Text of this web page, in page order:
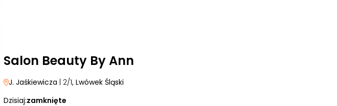
Salon Beauty By Ann
J. Jaśkiewicza | 2/1, Lwówek Śląski
Dzisiaj:zamknięte